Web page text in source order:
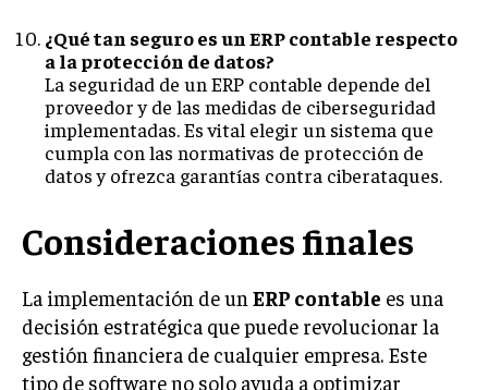
¿Qué tan seguro es un ERP contable respecto
a la protección de datos?
La seguridad de un ERP contable depende del
proveedor y de las medidas de ciberseguridad
implementadas. Es vital elegir un sistema que
cumpla con las normativas de protección de
datos y ofrezca garantías contra ciberataques.
Consideraciones finales
La implementación de un ERP contable es una
decisión estratégica que puede revolucionar la
gestión financiera de cualquier empresa. Este
tipo de software no solo ayuda a optimizar